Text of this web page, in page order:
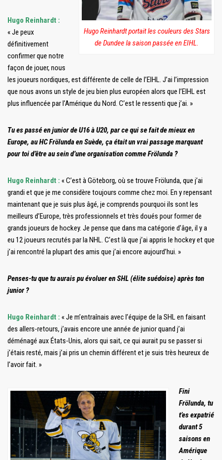
Hugo Reinhardt portait les couleurs des Stars
de Dundee la saison passée en EIHL.
Hugo Reinhardt :
« Je peux
définitivement
confirmer que notre
façon de jouer, nous
les joueurs nordiques, est différente de celle de l’EIHL. J’ai l’impression
que nous avons un style de jeu bien plus européen alors que l’EIHL est
plus influencée par l’Amérique du Nord. C’est le ressenti que j’ai. »
Tu es passé en junior de U16 à U20, par ce qui se fait de mieux en
Europe, au HC Frölunda en Suède, ça était un vrai passage marquant
pour toi d’être au sein d’une organisation comme Frölunda ?
Hugo Reinhardt : « C’est à Göteborg, où se trouve Frölunda, que j’ai
grandi et que je me considère toujours comme chez moi. En y repensant
maintenant que je suis plus âgé, je comprends pourquoi ils sont les
meilleurs d’Europe, très professionnels et très doués pour former de
grands joueurs de hockey. Je pense que dans ma catégorie d’âge, il y a
eu 12 joueurs recrutés par la NHL. C’est là que j’ai appris le hockey et que
j’ai rencontré la plupart des amis que j’ai encore aujourd’hui. »
Penses-tu que tu aurais pu évoluer en SHL (élite suédoise) après ton
junior ?
Hugo Reinhardt : « Je m’entraînais avec l’équipe de la SHL en faisant
des allers-retours, j’avais encore une année de junior quand j’ai
déménagé aux États-Unis, alors qui sait, ce qui aurait pu se passer si
j’étais resté, mais j’ai pris un chemin différent et je suis très heureux de
l’avoir fait. »
Fini
Frölunda, tu
t’es expatrié
durant 5
saisons en
Amérique